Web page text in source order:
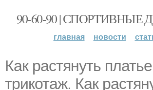
90-60-90 | СПОРТИВНЫЕ
главная новости
Как растянуть
трикотаж. Как